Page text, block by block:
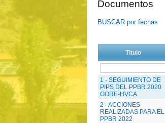
Documentos
BUSCAR por fechas
Titulo
1 - SEGUIMIENTO DE
PIPS DEL PPBR 2020
GORE-HVCA
2 - ACCIONES
REALIZADAS PARA EL
PPBR 2022